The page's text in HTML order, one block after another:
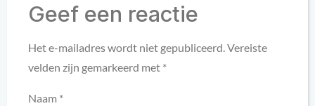
Geef een reactie
Het e-mailadres wordt niet gepubliceerd.Vereiste
velden zijn gemarkeerd met *
Naam *